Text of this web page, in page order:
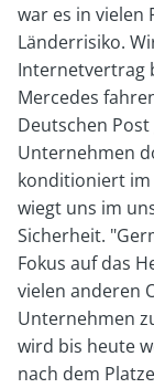
war es in vielen
Länderrisiko.
Internetvertrag
Mercedes
Deutschen
Unternehmen
konditioniert im
wiegt uns im
Sicherheit.
Fokus auf das
vielen anderen
Unternehmen
wird bis heute
nach dem